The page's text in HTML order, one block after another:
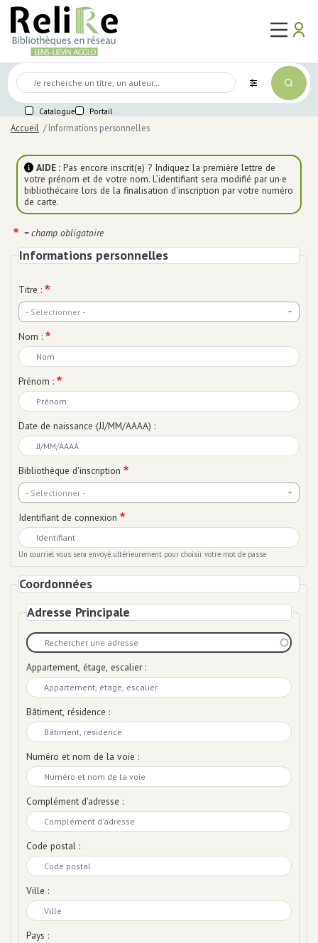
logo
compte
Connexion
Mot de passe perdu
Première connexion
Se préinscrire
Main
Médiathèques
Agenda
Lire,
voir,
écouter,
Lire
Voir
Écouter
Jouer
Sélections des bibliothèques
ligne
Accès internet / Wifi
Accompagnement numérique
Equipements numériques
Prêt de liseuse
Impression / Photocopie
Ecrivain public
Espaces de travail
Point détente
Ludothèque
Grainothèque
Boîtes de retour 24h/24
Portage à domicile
Tous les services
Infos
pratiques
Catalogue Portail
Accueil Informations personnelles
Corps
AIDE : Pas encore inscrit(e) ? Indiquez la première lettre de
votre prénom et de votre nom. L’identifiant sera modifié par un·e
bibliothécaire lors de la finalisation d'inscription par votre numéro
de carte.
= champ obligatoire
Informations personnelles
Titre :
- Sélectionner -
Nom :
Prénom :
Date de naissance (JJ/MM/AAAA) :
Bibliothèque d'inscription
- Sélectionner -
Identifiant de connexion
Un courriel vous sera envoyé ultérieurement pour choisir votre mot de passe
Coordonnées
Adresse Principale
Appartement, étage, escalier :
Bâtiment, résidence :
Numéro et nom de la voie :
Complément d'adresse :
Code postal :
Ville :
Pays :